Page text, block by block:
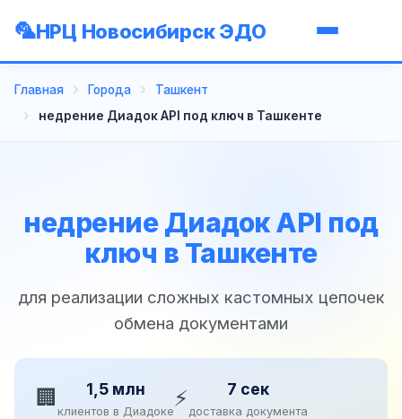
НРЦ Новосибирск ЭДО
Главная Города
Ташкент
недрение Диадок API под ключ в Ташкенте
недрение Диадок API под
ключ в Ташкенте
для реализации сложных кастомных цепочек
обмена документами
🏢 1,5 млн
клиентов в Диадоке⚡ 7 сек
доставка документа